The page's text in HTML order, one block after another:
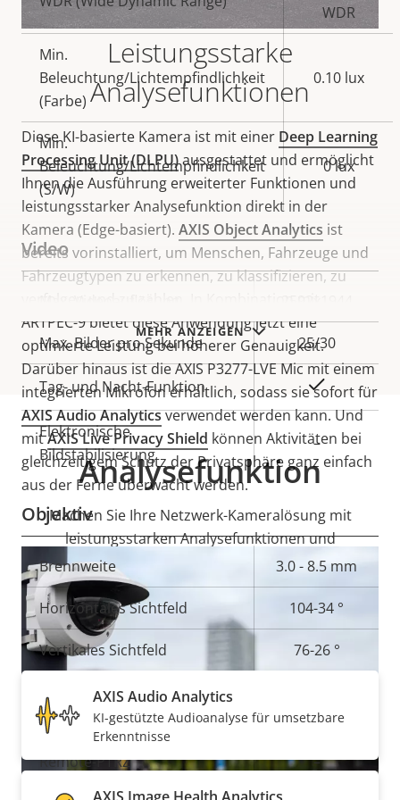
Leistungsstarke
Analysefunktionen
Diese KI-basierte Kamera ist mit einer Deep Learning
Processing Unit (DLPU)ausgestattet und ermöglicht
Ihnen die Ausführung erweiterter Funktionen und
leistungsstarker Analysefunktion direkt in der
Kamera (Edge-basiert). AXIS Object Analytics ist
bereits vorinstalliert, um Menschen, Fahrzeuge und
Fahrzeugtypen zu erkennen, zu klassifizieren, zu
ARTPEC-9 bietet diese Anwendung jetzt eine
optimierte Leistung bei höherer Genauigkeit.
Darüber hinaus ist die AXIS P3277-LVE Mic mit einem
integrierten Mikrofon erhältlich, sodass sie sofort für
AXIS Audio Analyticsverwendet werden kann.Und
mitAXIS Live Privacy Shield können Aktivitäten bei
gleichzeitigem Schutz der Privatsphäre ganz einfach
aus der Ferne überwacht werden.
MEHR ANZEIGEN
WDR
Min.
Beleuchtung/Lichtempfindlichkeit
(Farbe)
0.10 lux
Min.
Beleuchtung/Lichtempfindlichkeit
(S/W)
0 lux
Video
Max. Bilder pro Sekunde 25/30
Tag- und Nacht-Funktion Ja
Elektronische
Bildstabilisierung
–
Objektiv
Eigentumsbeschreibung Eigentumswert
Brennweite 3.0 - 8.5 mm
Horizontales Sichtfeld 104-34 °
Vertikales Sichtfeld 76-26 °
Schwenken/Neigen/Zoomen
Eigentumsbeschreibung Eigentumswert
Remote-PTRZ –
Analysefunktion
Machen Sie Ihre Netzwerk-Kameralösung mit
leistungsstarken Analysefunktionen und
Funktionalität intelligenter.
Enthalten
AXIS Audio Analytics
KI-gestützte Audioanalyse für umsetzbare
Erkenntnisse